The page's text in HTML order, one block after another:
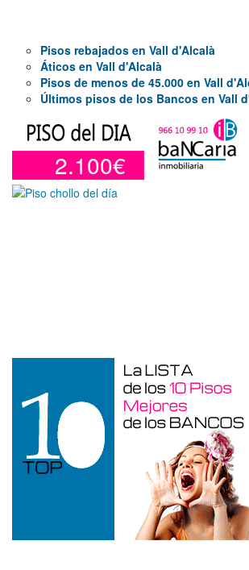
Pisos rebajados en Vall d'Alcalà
Áticos en Vall d'Alcalà
Pisos de menos de 45.000 en Vall
Últimos pisos de los Bancos en Vall
2.100€